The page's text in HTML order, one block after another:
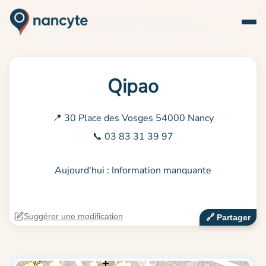
Qipao
📍 30 Place des Vosges 54000 Nancy
📞 03 83 31 39 97
Aujourd'hui : Information manquante
🔗‍️ Partager
Suggérer une modification